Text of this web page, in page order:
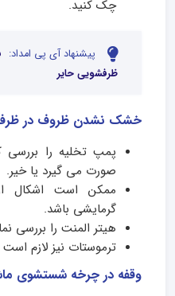
چک کنید.
پیشنهاد آی پی امداد:
ظرفشویی حایر
خشک نشدن ظروف در
پمپ تخلیه را
صورت می گیرد یا خیر.
ممکن است اشکال
گرمایشی باشد.
هیتر المنت را بررسی
ترموستات نیز لازم
وقفه در چرخه شستشوی